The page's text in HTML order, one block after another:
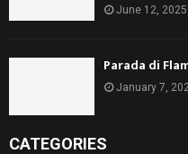
June 12, 2025
Parada di
January 7,
CATEGORIES